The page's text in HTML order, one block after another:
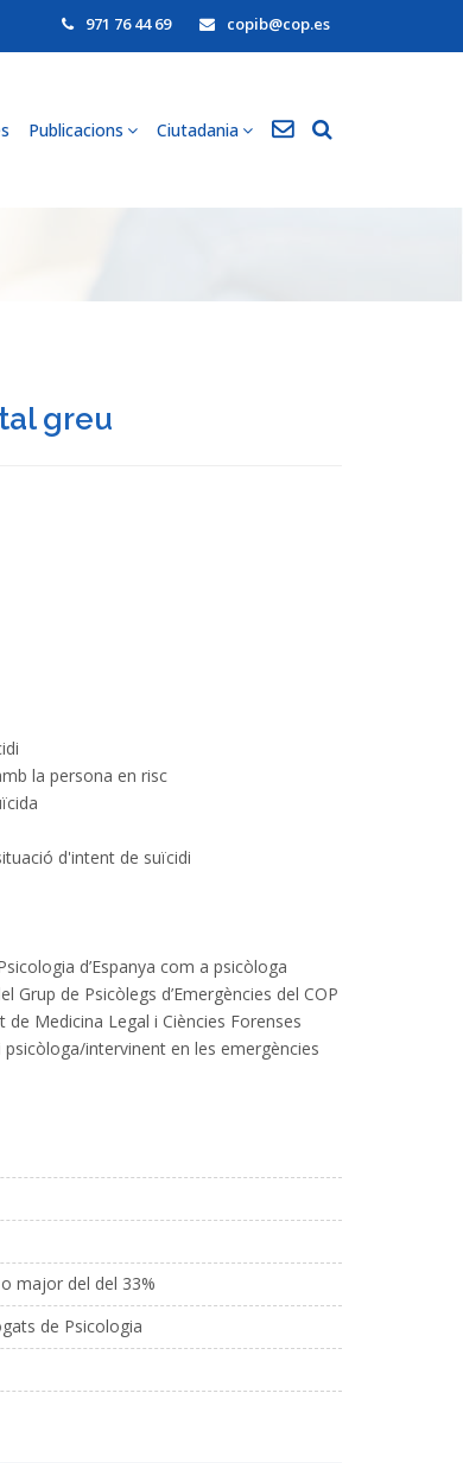
971 76 44 69 copib@cop.es
Publicacions Ciutadania
greu
la persona en risc
d'intent de suïcidi
d’Espanya com a psicòloga
de Psicòlegs d’Emergències del COP
Medicina Legal i Ciències Forenses
intervinent en les emergències
major del del 33%
de Psicologia